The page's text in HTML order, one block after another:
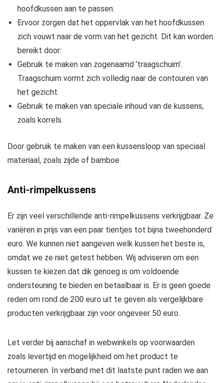
hoofdkussen aan te passen.
Ervoor zorgen dat het oppervlak van het hoofdkussen
zich vouwt naar de vorm van het gezicht. Dit kan worden
bereikt door:
Gebruik te maken van zogenaamd ’traagschuim’.
Traagschuim vormt zich volledig naar de contouren van
het gezicht.
Gebruik te maken van speciale inhoud van de kussens,
zoals korrels.
Door gebruik te maken van een kussensloop van speciaal
materiaal, zoals zijde of bamboe.
Anti-rimpelkussens
Er zijn veel verschillende anti-rimpelkussens verkrijgbaar. Ze
variëren in prijs van een paar tientjes tot bijna tweehonderd
euro. We kunnen niet aangeven welk kussen het beste is,
omdat we ze niet getest hebben. Wij adviseren om een
kussen te kiezen dat dik genoeg is om voldoende
ondersteuning te bieden en betaalbaar is. Er is geen goede
reden om rond de 200 euro uit te geven als vergelijkbare
producten verkrijgbaar zijn voor ongeveer 50 euro.
Let verder bij aanschaf in webwinkels op voorwaarden
zoals levertijd en mogelijkheid om het product te
retourneren. In verband met dit laatste punt raden we aan